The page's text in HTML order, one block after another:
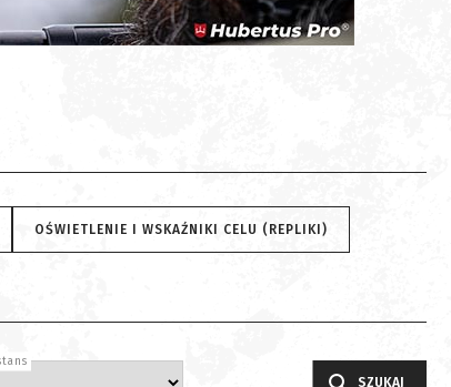
OŚWIETLENIE I WSKAŹNIKI CELU (REPLIKI)
SZUKAJ